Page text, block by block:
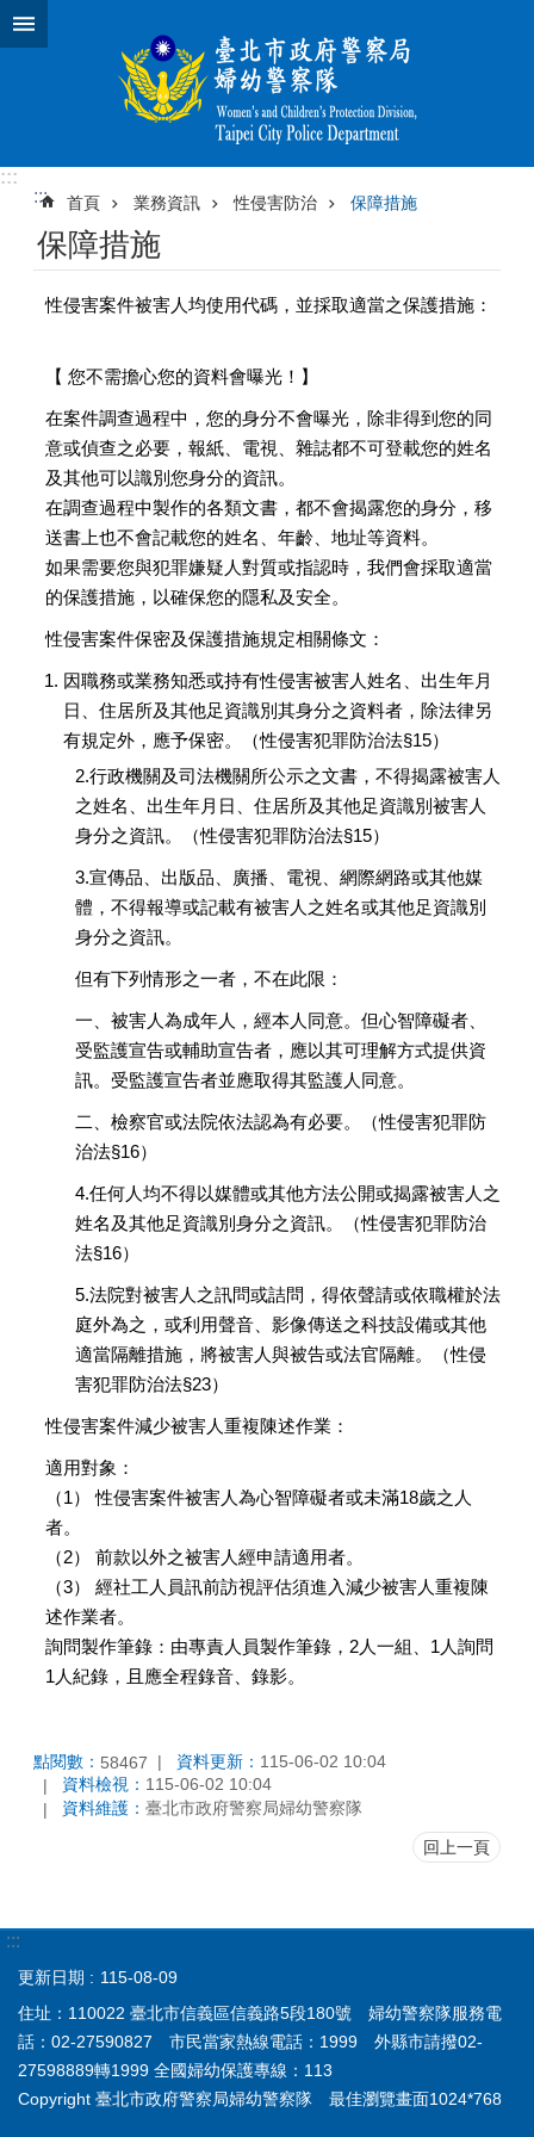
跳到主要內容區塊
:::
:::
首頁 業務資訊 性侵害防治 保障措施
保障措施
性侵害案件被害人均使用代碼，並採取適當之保護措施：
【 您不需擔心您的資料會曝光！】
在案件調查過程中，您的身分不會曝光，除非得到您的同
意或偵查之必要，報紙、電視、雜誌都不可登載您的姓名
及其他可以識別您身分的資訊。
在調查過程中製作的各類文書，都不會揭露您的身分，移
送書上也不會記載您的姓名、年齡、地址等資料。
如果需要您與犯罪嫌疑人對質或指認時，我們會採取適當
的保護措施，以確保您的隱私及安全。
性侵害案件保密及保護措施規定相關條文：
因職務或業務知悉或持有性侵害被害人姓名、出生年月
日、住居所及其他足資識別其身分之資料者，除法律另
有規定外，應予保密。（性侵害犯罪防治法§15）
2.行政機關及司法機關所公示之文書，不得揭露被害人
之姓名、出生年月日、住居所及其他足資識別被害人
身分之資訊。（性侵害犯罪防治法§15）
3.宣傳品、出版品、廣播、電視、網際網路或其他媒
體，不得報導或記載有被害人之姓名或其他足資識別
身分之資訊。
但有下列情形之一者，不在此限：
一、被害人為成年人，經本人同意。但心智障礙者、
受監護宣告或輔助宣告者，應以其可理解方式提供資
訊。受監護宣告者並應取得其監護人同意。
二、檢察官或法院依法認為有必要。（性侵害犯罪防
治法§16）
4.任何人均不得以媒體或其他方法公開或揭露被害人之
姓名及其他足資識別身分之資訊。（性侵害犯罪防治
法§16）
5.法院對被害人之訊問或詰問，得依聲請或依職權於法
庭外為之，或利用聲音、影像傳送之科技設備或其他
適當隔離措施，將被害人與被告或法官隔離。（性侵
害犯罪防治法§23）
性侵害案件減少被害人重複陳述作業：
適用對象：
（1） 性侵害案件被害人為心智障礙者或未滿18歲之人
者。
（2） 前款以外之被害人經申請適用者。
（3） 經社工人員訊前訪視評估須進入減少被害人重複陳
述作業者。
詢問製作筆錄：由專責人員製作筆錄，2人一組、1人詢問
1人紀錄，且應全程錄音、錄影。
點閱數： 58467 資料更新： 115-06-02 10:04
資料檢視： 115-06-02 10:04
資料維護： 臺北市政府警察局婦幼警察隊
回上一頁
:::
更新日期
115-08-09
住址：110022 臺北市信義區信義路5段180號 婦幼警察隊服務電
話：02-27590827 市民當家熱線電話：1999 外縣市請撥02-
27598889轉1999 全國婦幼保護專線：113
Copyright 臺北市政府警察局婦幼警察隊 最佳瀏覽畫面1024*768